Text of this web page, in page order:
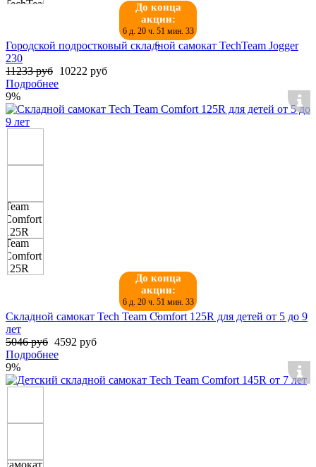
До конца
акции:
6 д. 20 ч. 51 мин. 32
с.
Городской подростковый складной самокат TechTeam Jogger
230
11233 руб 10222 руб
Подробнее
9%
До конца
акции:
6 д. 20 ч. 51 мин. 32
с.
Складной самокат Tech Team Comfort 125R для детей от 5 до 9
лет
5046 руб 4592 руб
Подробнее
9%